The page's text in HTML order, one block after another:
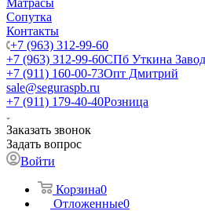
Матрасы
Сопутка
Контакты
+7 (963) 312-99-60
+7 (963) 312-99-60СПб Уткина
+7 (911) 160-00-73Опт Дмитрий
sale@seguraspb.ru
+7 (911) 179-40-40Розница
Заказать звонок
Задать вопрос
Войти
Корзина0
Отложенные0